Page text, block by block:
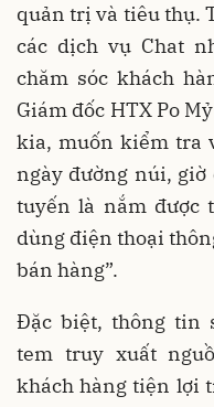
quản trị và tiêu thụ.
các dịch vụ Chat
chăm sóc khách
Giám đốc HTX Po
kia, muốn kiểm tra
ngày đường núi,
tuyến là nắm được
dùng điện thoại
bán hàng”.
Đặc biệt, thông tin
tem truy xuất
khách hàng tiện lợi